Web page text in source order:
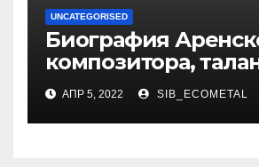
UNCATEGORISED
Биография
композитора,
музыканта и
АПР 5, 2022 SIB_ECOMETAL